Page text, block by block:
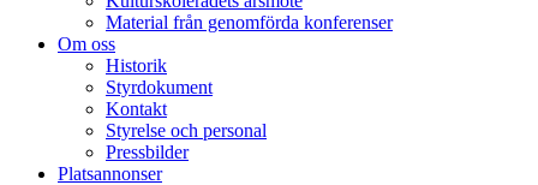
Material från genomförda konferenser
Om oss
Historik
Styrdokument
Kontakt
Styrelse och personal
Pressbilder
Platsannonser